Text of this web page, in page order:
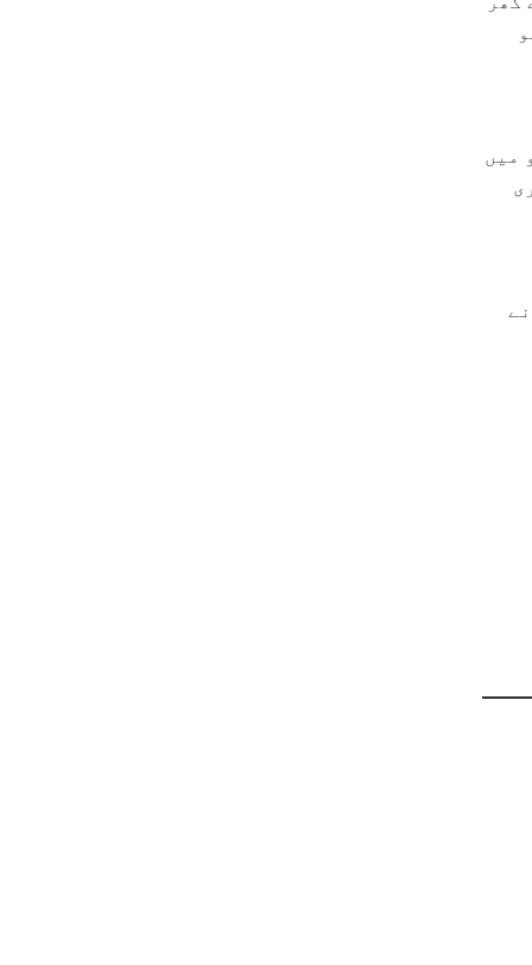
میں